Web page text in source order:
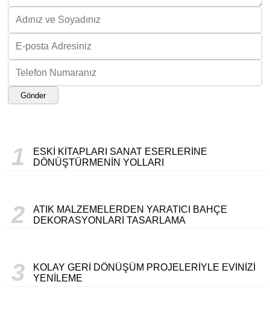
Gönder
1
ESKI KITAPLARI SANAT ESERLERINE
DÖNÜŞTÜRMENIN YOLLARI
2
ATIK MALZEMELERDEN YARATICI BAHÇE
DEKORASYONLARI TASARLAMA
3
KOLAY GERI DÖNÜŞÜM PROJELERIYLE EVINIZI
YENILEME